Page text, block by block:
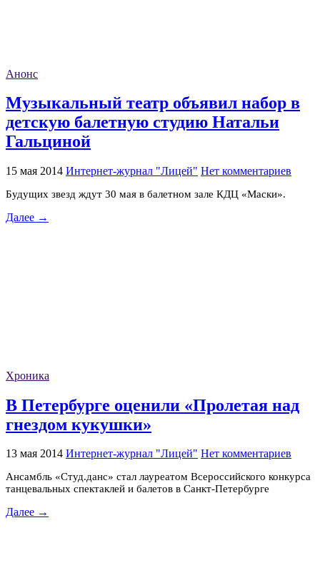
Анонс
Музыкальный театр объявил набор в
детскую балетную студию Натальи
Гальциной
15 мая 2014 Интернет-журнал "Лицей" Нет комментариев
Будущих звезд ждут 30 мая в балетном зале КДЦ «Маски».
Далее →
Хроника
В Петербурге оценили «Пролетая над
гнездом кукушки»
13 мая 2014 Интернет-журнал "Лицей" Нет комментариев
Ансамбль «Студ.данс» стал лауреатом Всероссийского конкурса
танцевальных спектаклей и балетов в Санкт-Петербурге
Далее →